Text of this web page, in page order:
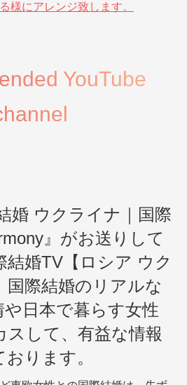
様にアレンジ致します。
YouTube
婚 ウクライナ｜国際
』がお送りして
結婚TV【ロシア ウク
国際結婚のリアルな
や日本で暮らす女性
スして、有益な情報
ります。